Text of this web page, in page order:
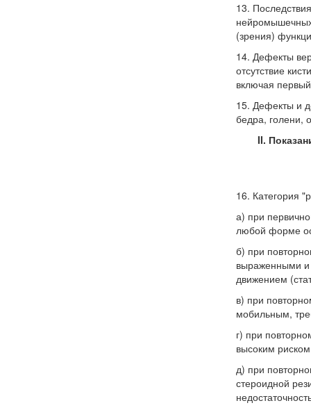
13.
(зрения)
14. Дефекты
отсутствие
включая
15. Дефекты и
бедра, голени,
II.
16. Категория
а) при
любой форме
б) при
выраженными и
движением
в) при
мобильным,
г) при
высоким
д) при
стероидной